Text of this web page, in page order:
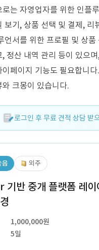
로는 자영업자를 위한 인플
보기, 상품 선택 및 결제, 리
언서를 위한 프로필 및 상품
, 정산 내역 관리 등이 있으
이페이지 기능도 필요합니
와 크몽이 있습니다.
로그인 후 무료 견적 상담 받
음 외주
반 중개 플랫폼 레이
1,000,000원
5일